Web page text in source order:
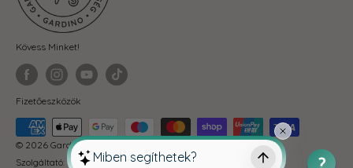
Kövess Minket!
Fizetőeszközök
© 2026 Gardino
Szolgáltató: Shopify